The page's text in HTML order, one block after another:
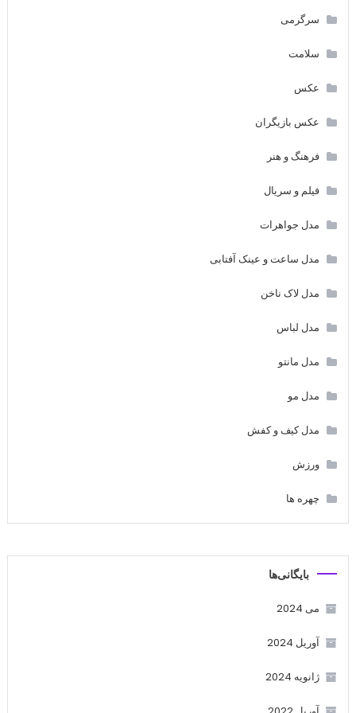
سرگرمی
سلامت
عکس
عکس بازیگران
فرهنگ و هنر
فیلم و سریال
مدل جواهرات
مدل ساعت و عینک آفتابی
مدل لاک ناخن
مدل لباس
مدل مانتو
مدل مو
مدل کیف و کفش
ورزش
چهره ها
بایگانی‌ها
می 2024
آوریل 2024
ژانویه 2024